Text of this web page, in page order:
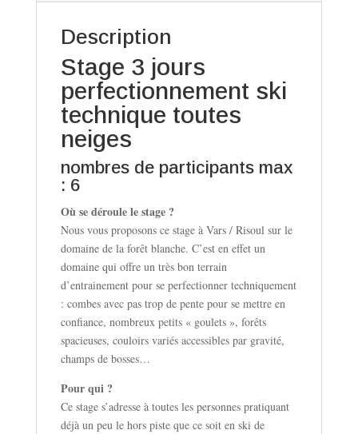
Description
Stage 3 jours
perfectionnement ski
technique toutes
neiges
nombres de participants max
: 6
Où se déroule le stage ?
Nous vous proposons ce stage à Vars / Risoul sur le
domaine de la forêt blanche. C’est en effet un
domaine qui offre un très bon terrain
d’entrainement pour se perfectionner techniquement
: combes avec pas trop de pente pour se mettre en
confiance, nombreux petits « goulets », forêts
spacieuses, couloirs variés accessibles par gravité,
champs de bosses…
Pour qui ?
Ce stage s’adresse à toutes les personnes pratiquant
déjà un peu le hors piste que ce soit en ski de